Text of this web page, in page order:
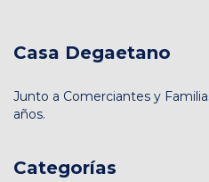
Casa Degaetano
Junto a Comerciantes y
años.
Categorías